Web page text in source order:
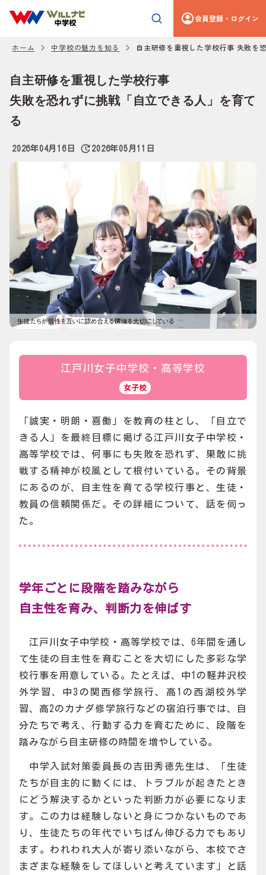
会員登録・ログイン
ホーム 中学校の魅力を知る 自主研修を重視した学校行事 失敗を
自主研修を重視した学校行事
失敗を恐れずに挑戦「自立できる人」を育て
る
2026年04月16日 2026年05月11日
江戸川女子中学校・高等学校
女子校
「誠実・明朗・喜働」を教育の柱とし、「自立で
きる人」を最終目標に掲げる江戸川女子中学校・
高等学校では、何事にも失敗を恐れず、果敢に挑
戦する精神が校風として根付いている。その背景
にあるのが、自主性を育てる学校行事と、生徒・
教員の信頼関係だ。その詳細について、話を伺っ
た。
学年ごとに段階を踏みながら
自主性を育み、判断力を伸ばす
江戸川女子中学校・高等学校では、6年間を通し
て生徒の自主性を育むことを大切にした多彩な学
校行事を用意している。たとえば、中1の軽井沢校
外学習、中3の関西修学旅行、高1の西湖校外学
習、高2のカナダ修学旅行などの宿泊行事では、自
分たちで考え、行動する力を育むために、段階を
踏みながら自主研修の時間を増やしている。
中学入試対策委員長の吉田秀徳先生は、「生徒
たちが自主的に動くには、トラブルが起きたとき
にどう解決するかといった判断力が必要になりま
す。この力は経験しないと身につかないものであ
り、生徒たちの年代でいちばん伸びる力でもあり
ます。われわれ大人が寄り添いながら、本校でさ
まざまな経験をしてほしいと考えています」と話